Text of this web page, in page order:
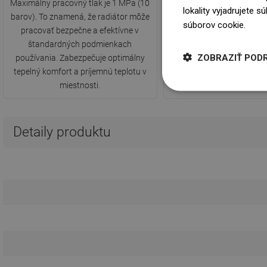
Maximálny pracovný tlak je 1 MPa (10
barov). To znamená, že radiátor môže
pracovať bezpečne a efektívne v
štandardných podmienkach
používania. Zabezpečuje optimálny
tepelný komfort a príjemnú teplotu v
miestnosti.
Maximálna teplota
radiátorom počas
°C. Umožňuje efektívne
zaisťuje bezpečnosť
Detaily produktu
lokality vyjadrujete
súborov cookie.
ZOBRAZIŤ